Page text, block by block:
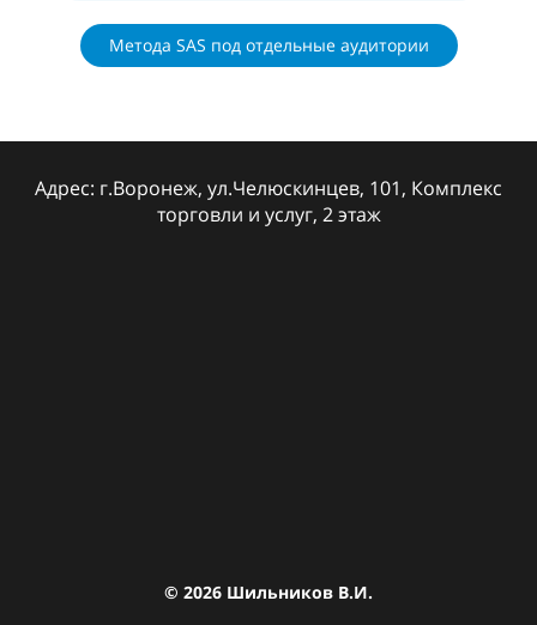
Метода SAS под отдельные аудитории
Адрес: г.Воронеж, ул.Челюскинцев, 101, Комплекс
торговли и услуг, 2 этаж
© 2026 Шильников В.И.